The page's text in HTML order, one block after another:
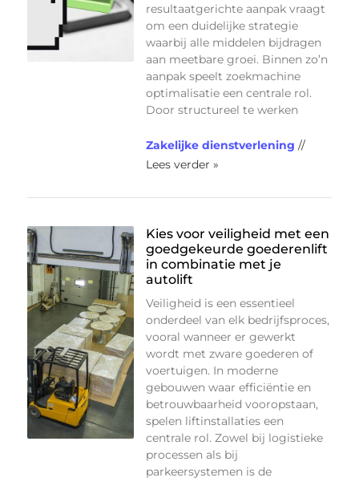
resultaatgerichte aanpak vraagt
om een duidelijke strategie
waarbij alle middelen bijdragen
aan meetbare groei. Binnen zo’n
aanpak speelt zoekmachine
optimalisatie een centrale rol.
Door structureel te werken
Zakelijke dienstverlening //
Lees verder »
Kies voor veiligheid met een
goedgekeurde goederenlift
in combinatie met je
autolift
Veiligheid is een essentieel
onderdeel van elk bedrijfsproces,
vooral wanneer er gewerkt
wordt met zware goederen of
voertuigen. In moderne
gebouwen waar efficiëntie en
betrouwbaarheid vooropstaan,
spelen liftinstallaties een
centrale rol. Zowel bij logistieke
processen als bij
parkeersystemen is de